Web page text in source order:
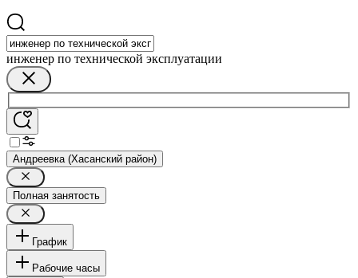
инженер по технической эксплуатации
Андреевка (Хасанский район)
Полная занятость
График
Рабочие часы